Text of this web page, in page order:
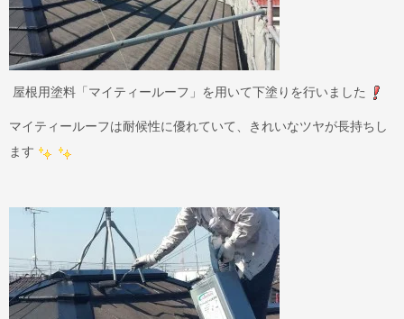
屋根用塗料「マイティールーフ」を用いて下塗りを行いました
マイティールーフは耐候性に優れていて、きれいなツヤが長持ちし
ます